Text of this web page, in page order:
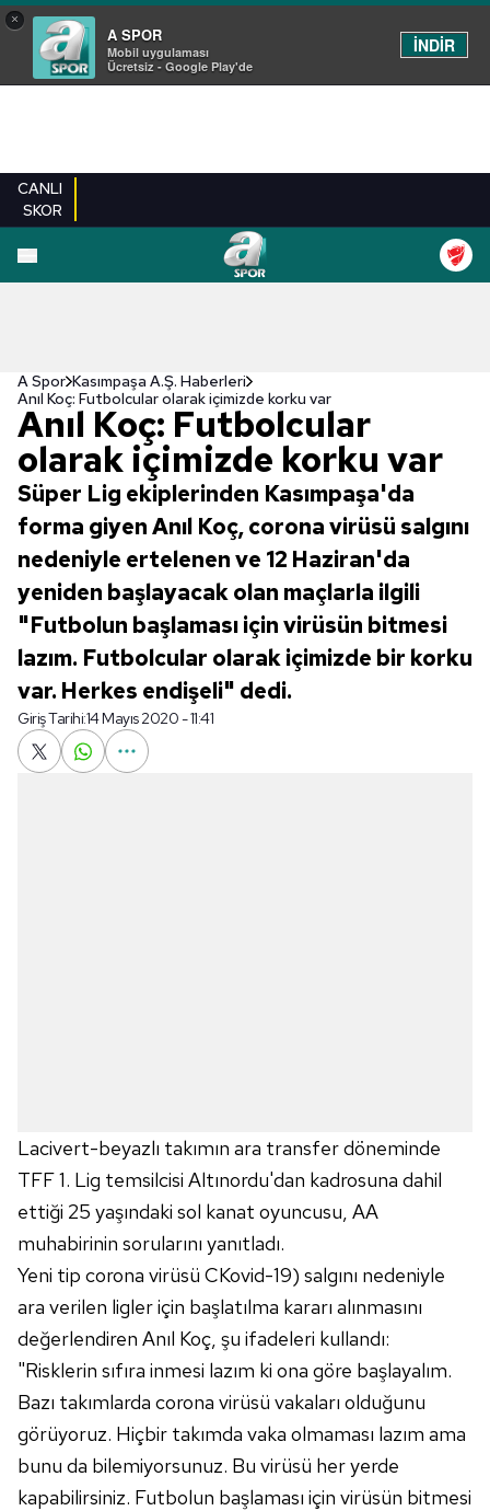
×
A SPOR
Mobil uygulaması
Ücretsiz - Google Play'de
İNDİR
CANLI
SKOR
A Spor Kasımpaşa A.Ş. Haberleri
Anıl Koç: Futbolcular olarak içimizde korku var
Anıl Koç: Futbolcular
olarak içimizde korku var
Süper Lig ekiplerinden Kasımpaşa'da
forma giyen Anıl Koç, corona virüsü salgını
nedeniyle ertelenen ve 12 Haziran'da
yeniden başlayacak olan maçlarla ilgili
"Futbolun başlaması için virüsün bitmesi
lazım. Futbolcular olarak içimizde bir korku
var. Herkes endişeli" dedi.
Giriş Tarihi:14 Mayıs 2020 - 11:41
Lacivert-beyazlı takımın ara transfer döneminde
TFF 1. Lig temsilcisi Altınordu'dan kadrosuna dahil
ettiği 25 yaşındaki sol kanat oyuncusu, AA
muhabirinin sorularını yanıtladı.
Yeni tip corona virüsü CKovid-19) salgını nedeniyle
ara verilen ligler için başlatılma kararı alınmasını
değerlendiren Anıl Koç, şu ifadeleri kullandı:
"Risklerin sıfıra inmesi lazım ki ona göre başlayalım.
Bazı takımlarda corona virüsü vakaları olduğunu
görüyoruz. Hiçbir takımda vaka olmaması lazım ama
bunu da bilemiyorsunuz. Bu virüsü her yerde
kapabilirsiniz. Futbolun başlaması için virüsün bitmesi